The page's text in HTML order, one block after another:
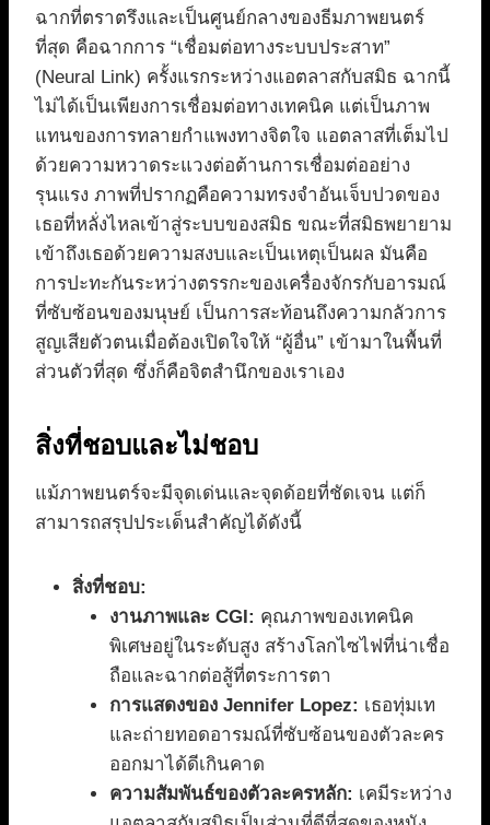
ฉากที่ตราตรึงและเป็นศูนย์กลางของธีมภาพยนตร์
ที่สุด คือฉากการ “เชื่อมต่อทางระบบประสาท”
(Neural Link) ครั้งแรกระหว่างแอตลาสกับสมิธ ฉากนี้
ไม่ได้เป็นเพียงการเชื่อมต่อทางเทคนิค แต่เป็นภาพ
แทนของการทลายกำแพงทางจิตใจ แอตลาสที่เต็มไป
ด้วยความหวาดระแวงต่อต้านการเชื่อมต่ออย่าง
รุนแรง ภาพที่ปรากฏคือความทรงจำอันเจ็บปวดของ
เธอที่หลั่งไหลเข้าสู่ระบบของสมิธ ขณะที่สมิธพยายาม
เข้าถึงเธอด้วยความสงบและเป็นเหตุเป็นผล มันคือ
การปะทะกันระหว่างตรรกะของเครื่องจักรกับอารมณ์
ที่ซับซ้อนของมนุษย์ เป็นการสะท้อนถึงความกลัวการ
สูญเสียตัวตนเมื่อต้องเปิดใจให้ “ผู้อื่น” เข้ามาในพื้นที่
ส่วนตัวที่สุด ซึ่งก็คือจิตสำนึกของเราเอง
สิ่งที่ชอบและไม่ชอบ
แม้ภาพยนตร์จะมีจุดเด่นและจุดด้อยที่ชัดเจน แต่ก็
สามารถสรุปประเด็นสำคัญได้ดังนี้
สิ่งที่ชอบ:
งานภาพและ CGI: คุณภาพของเทคนิค
พิเศษอยู่ในระดับสูง สร้างโลกไซไฟที่น่าเชื่อ
ถือและฉากต่อสู้ที่ตระการตา
การแสดงของ Jennifer Lopez: เธอทุ่มเท
และถ่ายทอดอารมณ์ที่ซับซ้อนของตัวละคร
ออกมาได้ดีเกินคาด
ความสัมพันธ์ของตัวละครหลัก: เคมีระหว่าง